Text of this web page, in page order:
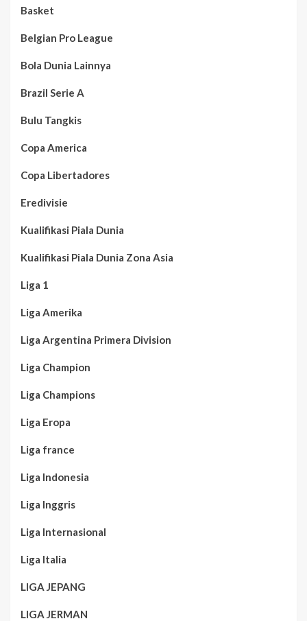
Basket
Belgian Pro League
Bola Dunia Lainnya
Brazil Serie A
Bulu Tangkis
Copa America
Copa Libertadores
Eredivisie
Kualifikasi Piala Dunia
Kualifikasi Piala Dunia Zona Asia
Liga 1
Liga Amerika
Liga Argentina Primera Division
Liga Champion
Liga Champions
Liga Eropa
Liga france
Liga Indonesia
Liga Inggris
Liga Internasional
Liga Italia
LIGA JEPANG
LIGA JERMAN